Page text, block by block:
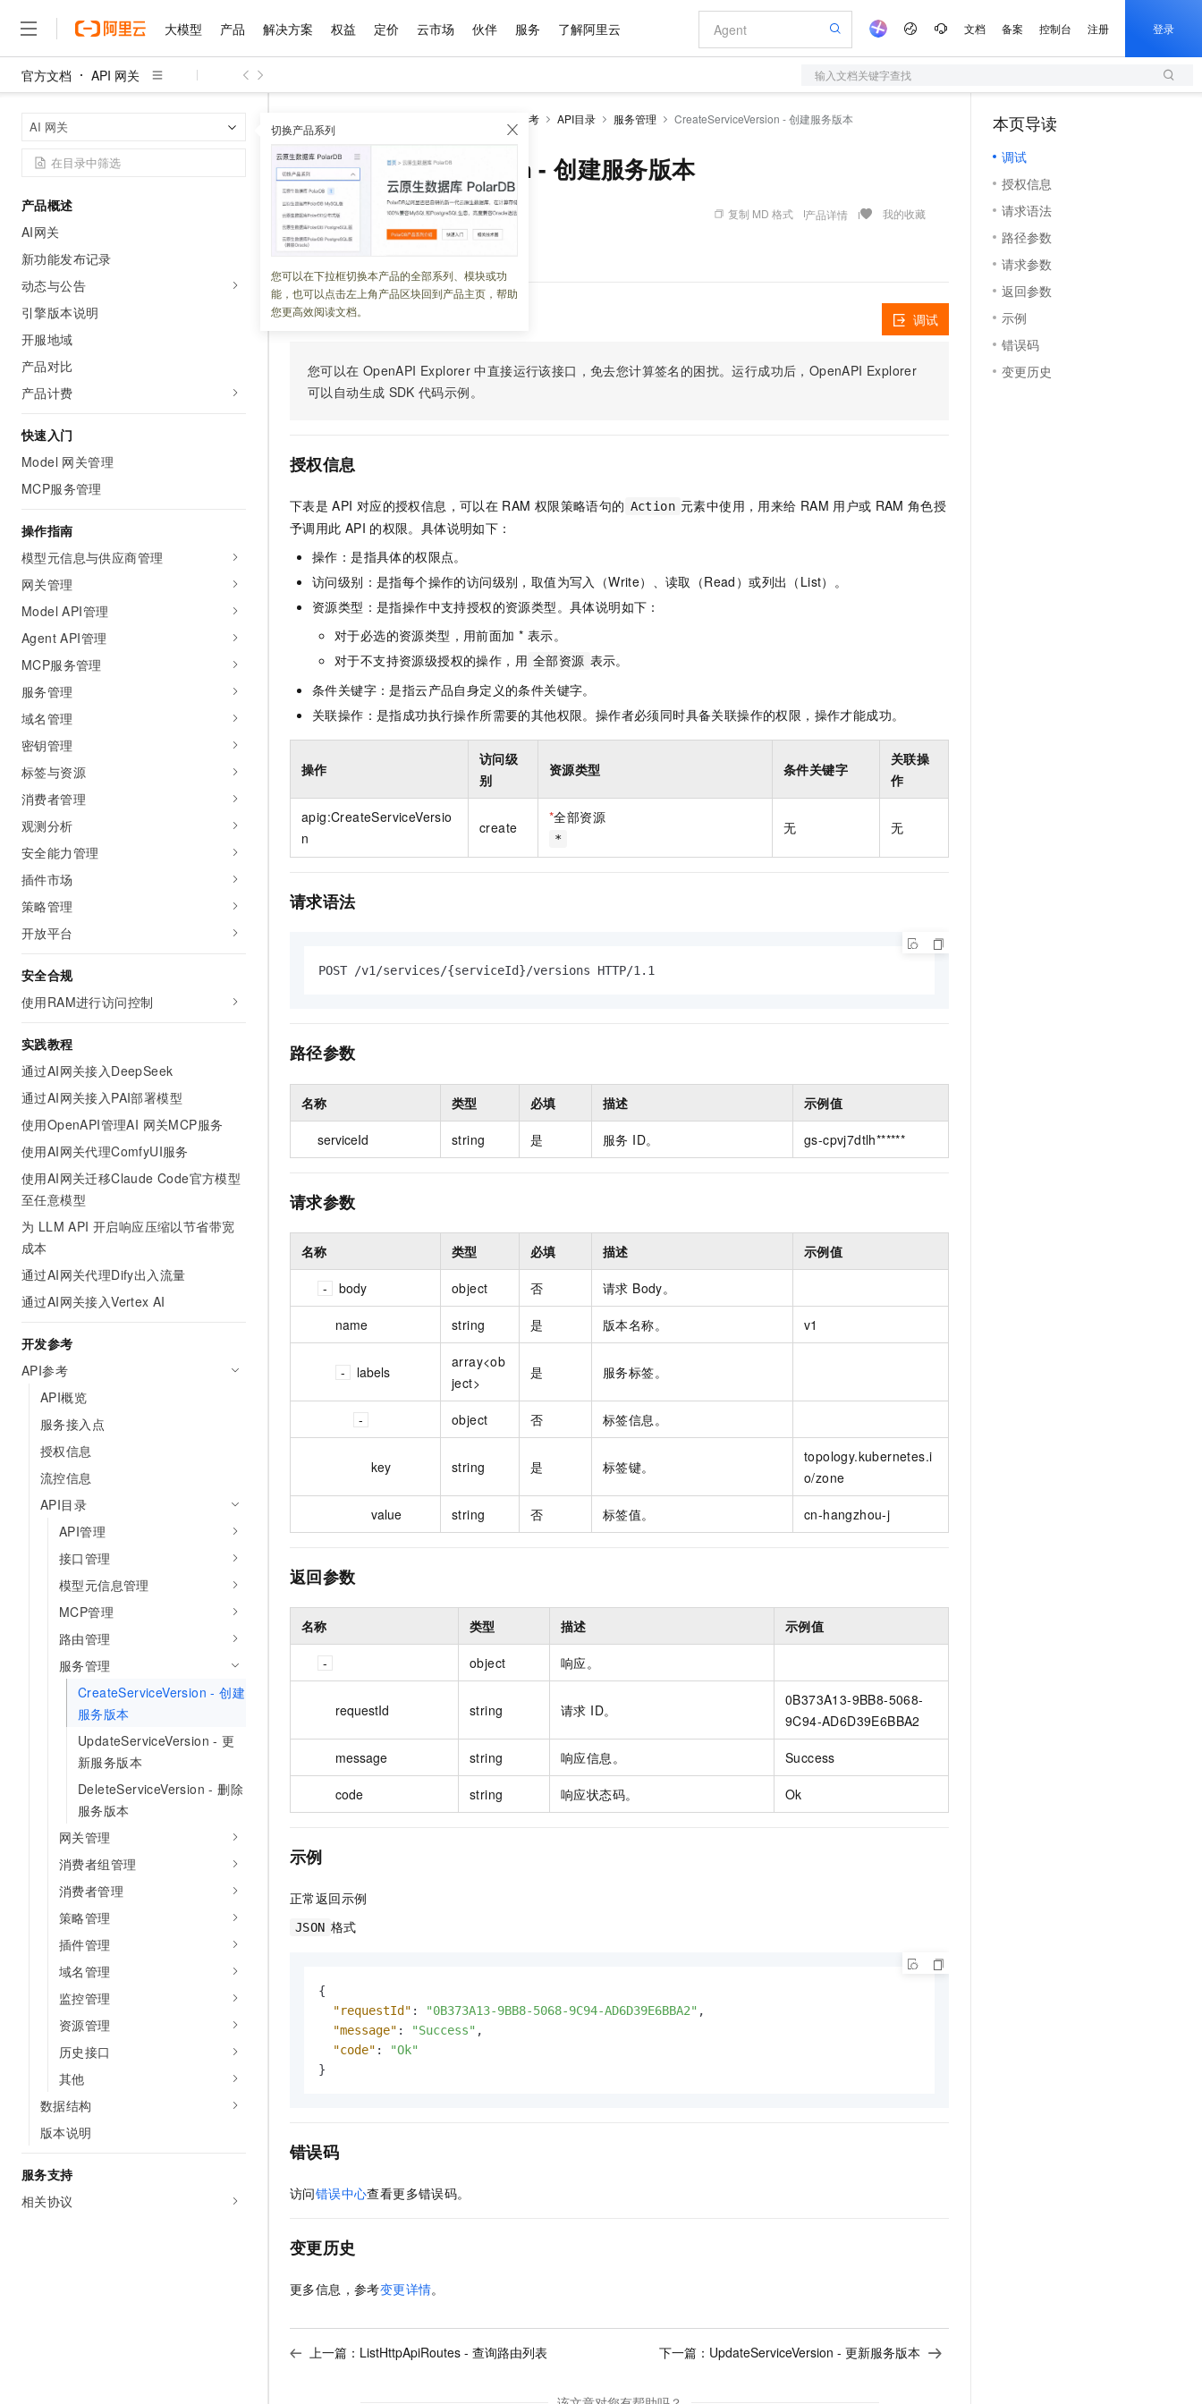
大模型 产品 解决方案 权益 定价 云市场 伙伴 服务 了解阿里云 文档 备案 控制台 注册 登录
官方文档 API 网关 输入文档关键字查找
AI 网关 切换产品系列
您可以在下拉框切换本产品的全部系列、模块或功
能，也可以点击左上角产品区块回到产品主页，帮助
您更高效阅读文档。
产品概述
AI网关
新功能发布记录
动态与公告
引擎版本说明
开服地域
产品对比
产品计费
快速入门
Model 网关管理
MCP服务管理
操作指南
模型元信息与供应商管理
网关管理
Model API管理
Agent API管理
MCP服务管理
服务管理
域名管理
密钥管理
标签与资源
消费者管理
观测分析
安全能力管理
插件市场
策略管理
开放平台
安全合规
使用RAM进行访问控制
实践教程
通过AI网关接入DeepSeek
通过AI网关接入PAI部署模型
使用OpenAPI管理AI 网关MCP服务
使用AI网关代理ComfyUI服务
使用AI网关迁移Claude Code官方模型
至任意模型
为 LLM API 开启响应压缩以节省带宽
成本
通过AI网关代理Dify出入流量
通过AI网关接入Vertex AI
开发参考
API参考
API概览
服务接入点
授权信息
流控信息
API目录
API管理
接口管理
模型元信息管理
MCP管理
路由管理
服务管理
CreateServiceVersion - 创建
服务版本
UpdateServiceVersion - 更
新服务版本
DeleteServiceVersion - 删除
服务版本
网关管理
消费者组管理
消费者管理
策略管理
插件管理
域名管理
监控管理
资源管理
历史接口
其他
数据结构
版本说明
服务支持
相关协议
API参考 API目录 服务管理 CreateServiceVersion - 创建服务版本
CreateServiceVersion - 创建服务版本
更新时间： 2026-07-03 09:18:34 复制 MD 格式 产品详情 我的收藏
调试
您可以在 OpenAPI Explorer 中直接运行该接口，免去您计算签名的困扰。运行成功后，OpenAPI Explorer
可以自动生成 SDK 代码示例。
调试
授权信息
下表是 API 对应的授权信息，可以在 RAM 权限策略语句的 Action 元素中使用，用来给 RAM 用户或 RAM 角色授
予调用此 API 的权限。具体说明如下：
操作：是指具体的权限点。
访问级别：是指每个操作的访问级别，取值为写入（Write）、读取（Read）或列出（List）。
资源类型：是指操作中支持授权的资源类型。具体说明如下：
对于必选的资源类型，用前面加 * 表示。
对于不支持资源级授权的操作，用 全部资源 表示。
条件关键字：是指云产品自身定义的条件关键字。
关联操作：是指成功执行操作所需要的其他权限。操作者必须同时具备关联操作的权限，操作才能成功。
操作
访问级
别
资源类型 条件关键字
关联操
作
apig:CreateServiceVersio
n
create
*全部资源
*
无 无
请求语法
POST /v1/services/{serviceId}/versions HTTP/1.1
路径参数
名称 类型 必填 描述 示例值
serviceId string 是 服务 ID。 gs-cpvj7dtlh******
请求参数
名称 类型 必填 描述 示例值
body object 否 请求 Body。
name string 是 版本名称。 v1
labels
array<ob
ject>
是 服务标签。
object 否 标签信息。
key string 是 标签键。
topology.kubernetes.i
o/zone
value string 否 标签值。 cn-hangzhou-j
返回参数
名称 类型 描述 示例值
object 响应。
requestId string 请求 ID。
0B373A13-9BB8-5068-
9C94-AD6D39E6BBA2
message string 响应信息。 Success
code string 响应状态码。 Ok
示例
正常返回示例
JSON 格式
{
"requestId" : "0B373A13-9BB8-5068-9C94-AD6D39E6BBA2" ,
"message" : "Success" ,
"code" :
"Ok"
}
错误码
访问错误中心查看更多错误码。
变更历史
更多信息，参考变更详情。
上一篇： ListHttpApiRoutes - 查询路由列表 下一篇： UpdateServiceVersion - 更新服务版本
本页导读
调试
授权信息
请求语法
路径参数
请求参数
返回参数
示例
错误码
变更历史
大模型
大模型服务平台百炼
大模型
文本生成
Qwen3.8-Max HOT
智能体时代全能旗舰模型
Qwen3-VL-Plus
Kimi 最新旗舰模型，长程编程与推理利器
语音识别与合成
Qwen3-TTS-Flash
大模型服务
千问AI平台-Token Plan NEW
个人版上线、团队版降价；千问3.8-Max首发发尝鲜
千问AI平台-模型体验
在线体验全尺寸、多种模态的模型效果
Happy 系列大模型
新一代 AI 视频生成模型，深度适配广告营销等场景
大模型服务平台百炼-应用模版
丰富多元化的应用模版和解决方案
大模型服务平台百炼-智能体
灵活可视化地构建企业级 Agent
人工智能平台 PAI
Qoder HOT
大模型解决方案
10 分钟在聊天系统中增加一个 AI 助手 即刻拥有 DeepSeek-R1 满血版
产品
精选产品
人工智能与机器学习
容器
存储
网络与CDN
中间件
数据库
大数据计算
媒体服务
企业服务与云通信
域名与网站
终端用户计算
Serverless
开发工具
迁移与运维管理
专有云
精选产品
大模型服务平台百炼
大模型服务与应用平台
千问大模型
多元化、高性能、安全可靠的大模型服务
无影云电脑
随时随地安全接入的云上超级电脑
云解析DNS
面向分析的企业级SaaS模式云数据仓库
域名与网站
提供智能易用的域名与建站服务
对象存储 OSS
一站式AI开发、训练和推理服务
Qoder CN
提供一站式管理容器应用的 K8s 服务
全托管，含MySQL、PostgreSQL、SQL Server、MariaDB多引擎
100%兼容MySQL、PostgreSQL，兼容Oracle，支持集中和分布式
云原生的云上边界网络安全防护产品
轻量应用服务器
数字证书管理服务（原SSL证书）
实现全站HTTPS，呈现可信的WEB访问
短信服务
大数据开发治理平台 DataWorks
解决方案
精选解决方案
AI
大数据
现代化应用
可观测
上云与迁云
企业出海
政企业务
精选解决方案
睿译宝，AI翻译排版一步到位
上传文档即自动完成翻译和格式还原
GLM-5.2：长任务时代开源旗舰模型
真正可用的 1M 上下文,一次完成代码全链路开发
Hermes Agent，打造自进化智能体
自主进化，持久记忆，越用越聪明
快速拥有专属 OpenClaw
Qwen-Audio-3.0-Realtime 端到端实时语音角色扮演
即刻拥有 DeepSeek-V4-Pro
轻松解锁专属 DeepSeek-V4-Pro
Claude Code + GStack 打造工程团队
一键购买专属联机服务器，轻松开启游戏
以可视化方式快速构建移动和 PC 门户网站
Agency Agents：拥有专属领域专家
HappyHorse 打造一站式影视创作平台
漫剧工坊：一站式动画创作平台
快速生产连贯的高质量长漫剧
10 分钟搭建微信、支付宝小程序
高效部署网站，快速应用到小程序
权益 普惠上云
普惠上云 官方力荐
云服务器38元/年起，超值低价云产品抢先购
官方推荐返现计划
推荐新用户得奖励，单订单最高返9万
云工开物
高校专属算力普惠，学生认证享300元代金券
免费试用
最高领取价值200元试用点，立即开启云上创新
140+云产品 免费试用
大模型ACA认证体验
AI 特惠
智启 AI 普惠权益
至高享 1亿+免费 tokens，加速 Al 应用落地
阿里云 OPC 创新助力计划
至高百万元 Token 补贴，加速一人公司成长
Qwen3.8-Max 首发尝鲜，限时加量 10 倍，夜间低至2折
千问办公，限时限量积分加倍
送.CN域名，送备案服务码
AI 场景体验
从图文生成到视频创作，一键激活电商全链路生产力
0 代码专业建站，无忧落地极速上线
AI助力短剧漫剧创作，剧本、分镜、视频高效生成
AI 活动
AI 生产力先锋
先锋实践拓展 AI 生产力的边界
飞天发布时刻
所见，即是所愿
AI 实训营
从基础到进阶，Agent 创客手把手教你
创新加速
覆盖90%+业务场景，专享组合折扣价
定价 产品定价
了解云产品的定价详情
云上成本管理
管理和优化成本
价格计算器
自助选配和估算价格
价格优势
推动算力普惠，释放技术红利
配置报价器
阿里云 OPC 创新助力计划
Token 补贴，五大权
益加速 OPC 成功
云市场 精选商城
网站建设
多端小程序
Salesforce 国际版订阅
友盟天域
观测云
Tuya 物联网平台阿里云版
电子合同
AI空中课堂在线直播课堂（旗舰版）
生态解决方案
行业生态解决方案
开发者生态解决方案
AI 开发和 AI 应用解决方案
数据与 API
数据集
手机三要素
身份实名认证
短信
OCR 文字识别
发票查验
快递物流查询
OA 办公系统
400电话
广告营销
基础软件
WordPress
建站小程序
定制建站
建站系统
专业服务
公司注册
上云迁移
代维服务
伙伴 成为销售伙伴
分销伙伴
咨询伙伴
销售伙伴合作计划
Salesforce On Alibaba Cloud
Consulting Partner 合作计划
成为产品伙伴
产品生态集成认证中心
产品生态伙伴
产品生态伙伴工作台
产品伙伴合作计划
成为服务伙伴
服务伙伴合作计划
Al MaaS 服务伙伴赋能合作
伙伴信用分合作计划
更多支持
合作伙伴培训与认证
查询合作伙伴
登录合作伙伴管理后台
服务 售前咨询
在线服务
售后服务
自助服务
工单服务
短信专区
企业增值服务
企业支持计划
专家技术服务
企业增值服务台
服务实践
阿里云认证 开发者社区
镜像站
我要反馈
我要建议
我要投诉
了解阿里云 为什么选择阿里云
什么是云计算
技术领先
稳定可靠
安全合规
分析师报告
研究报告与白皮书
AI 算法大赛
入门学习赛
最佳实践
云上春晚
云上奥运之旅
云栖战略参考
云上的中国
金融模力时刻
市场活动
高校合作
加入我们
校园招聘